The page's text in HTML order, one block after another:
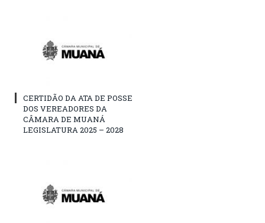
CERTIDÃO DA ATA DE POSSE
DOS VEREADORES DA
CÂMARA DE MUANÁ
LEGISLATURA 2025 – 2028